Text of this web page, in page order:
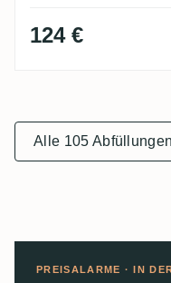
124 €
Alle 105
PREISALARME · IN